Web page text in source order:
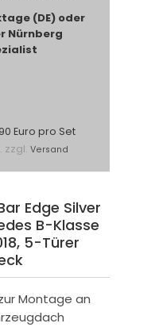
(DE) oder
Nürnberg
Euro pro Set
zzgl. Versand
Edge Silver
B-Klasse
5-Türer
Montage an